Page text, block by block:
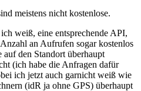
meistens nicht kostenlose.
weiß, eine entsprechende API,
an Aufrufen sogar kostenlos
den Standort überhaupt
(ich habe die Anfragen dafür
ich jetzt auch garnicht weiß wie
(idR ja ohne GPS) überhaupt